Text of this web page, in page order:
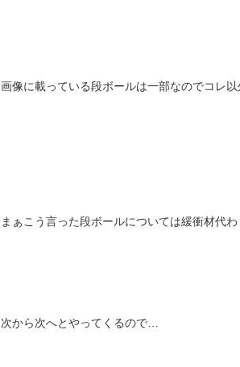
画像に載っている段ボールは一部なのでコレ
まぁこう言った段ボールについては緩衝材代
次から次へとやってくるので…